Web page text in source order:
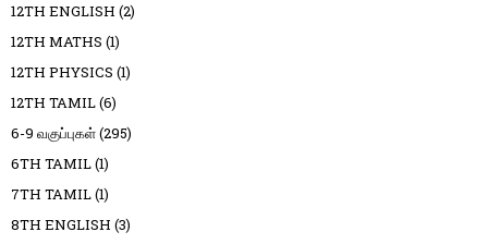
12TH ENGLISH (2)
12TH MATHS (1)
12TH PHYSICS (1)
12TH TAMIL(6)
6-9 வகுப்புகள்(295)
6TH TAMIL(1)
7TH TAMIL(1)
8TH ENGLISH (3)